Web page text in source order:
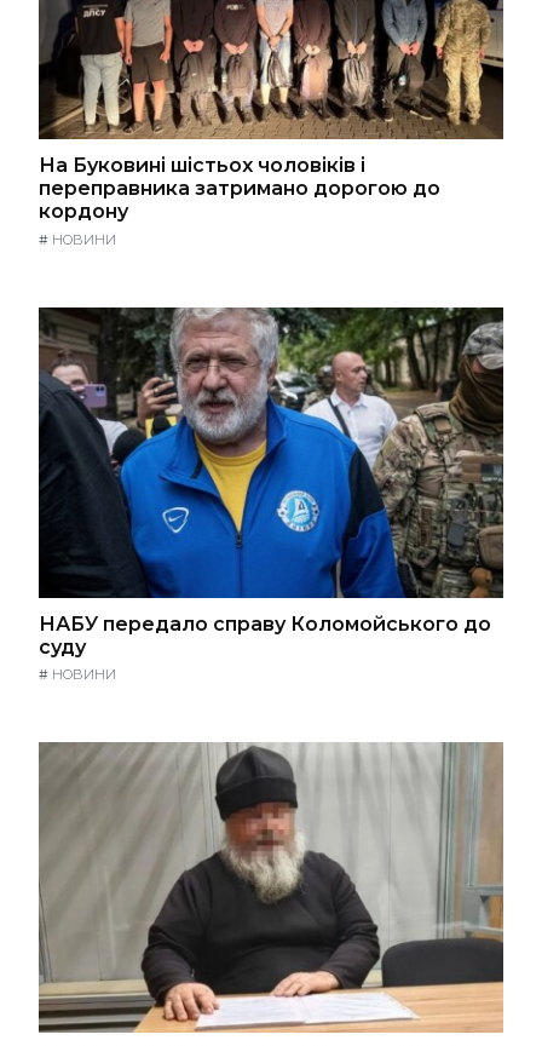
На Буковині шістьох чоловіків і
переправника затримано дорогою до
кордону
# НОВИНИ
НАБУ передало справу Коломойського до
суду
# НОВИНИ